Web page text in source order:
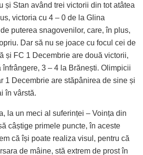
și Stan având trei victorii din tot atâtea
victoria cu 4 – 0 de la Glina
puterea snagovenilor, care, în plus,
Dar să nu se joace cu focul cei de
și FC 1 Decembrie are două victorii,
înfrângere, 3 – 4 la Brănești. Olimpicii
1 Decembrie are stăpânirea de sine și
în vârstă.
la un meci al suferinței – Voința din
câștige primele puncte, în aceste
că își poate realiza visul, pentru că
de mâine, stă extrem de prost în